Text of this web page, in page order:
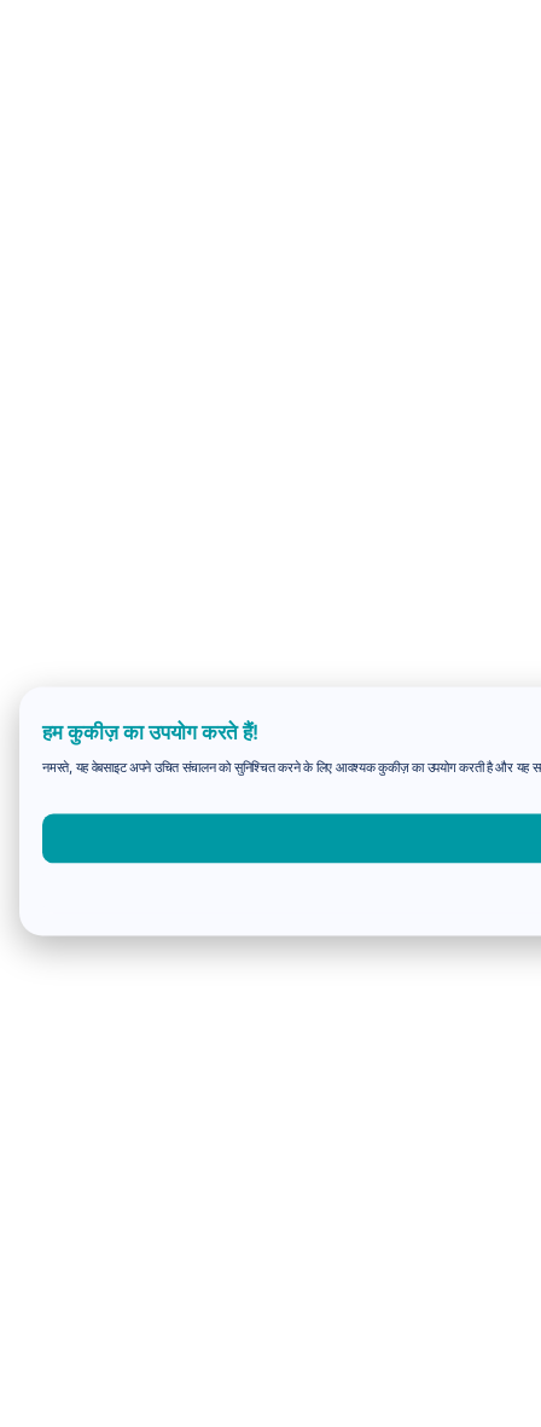
हम कुकीज़ का उपयोग करते हैं!
नमस्ते, यह वेबसाइट अपने उचित संचालन को सुनिश्चित करने के लिए आवश्यक कुकीज़ का उपयोग करती है और यह